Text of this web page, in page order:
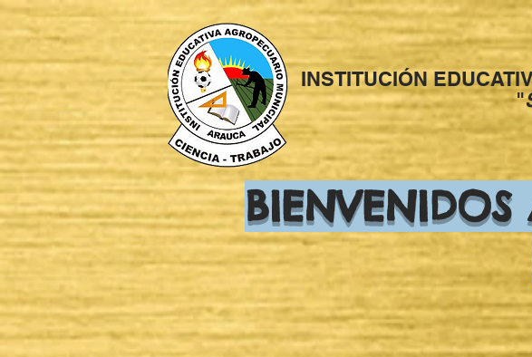
INSTITUCIÓN
"